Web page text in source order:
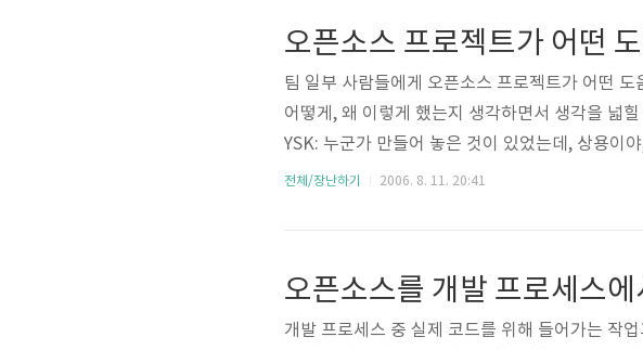
오픈소스 프로젝트가 어떤
팀 일부 사람들에게 오픈소스 프로젝트가 어떤
어떻게, 왜 이렇게 했는지 생각하면서 생각을 넓
YSK: 누군가 만들어 놓은 것이 있었는데, 상용이
는 것, 다른 말로는 인터뷰를 하는 것은 사실을 정
전체/장난하기 2006. 8. 11. 20:41
오픈소스를 개발 프로세스
개발 프로세스 중 실제 코드를 위해 들어가는 작